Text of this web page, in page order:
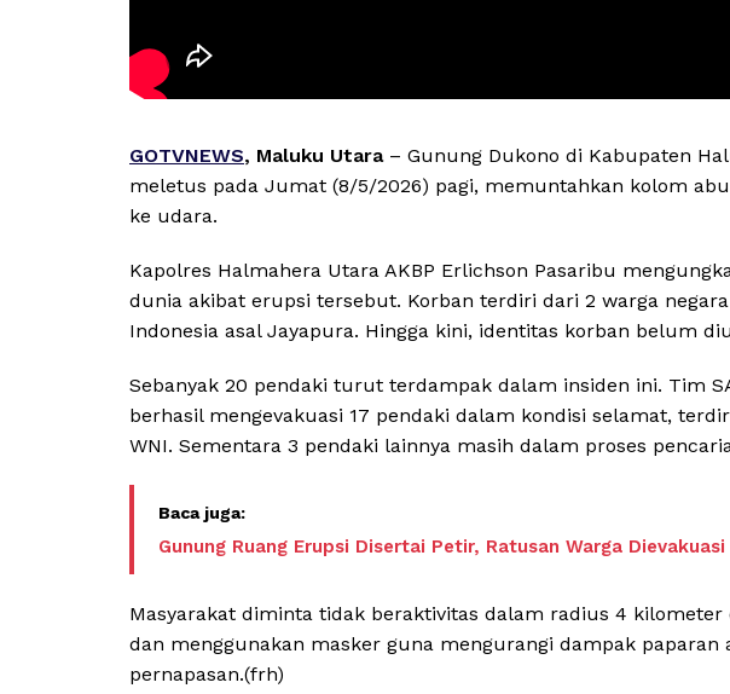
GOTVNEWS, Maluku Utara– Gunung Dukono di Kabupaten
meletus pada Jumat (8/5/2026) pagi, memuntahkan kolom
ke udara.
Kapolres Halmahera Utara AKBP Erlichson Pasaribu
dunia akibat erupsi tersebut. Korban terdiri dari 2 warga
Indonesia asal Jayapura. Hingga kini, identitas korban belum
Sebanyak 20 pendaki turut terdampak dalam insiden ini. Tim
berhasil mengevakuasi 17 pendaki dalam kondisi selamat,
WNI. Sementara 3 pendaki lainnya masih dalam proses
Gunung Ruang Erupsi Disertai Petir, Ratusan Warga Dievakuasi
Masyarakat diminta tidak beraktivitas dalam radius 4 kilometer
dan menggunakan masker guna mengurangi dampak paparan
pernapasan.(frh)